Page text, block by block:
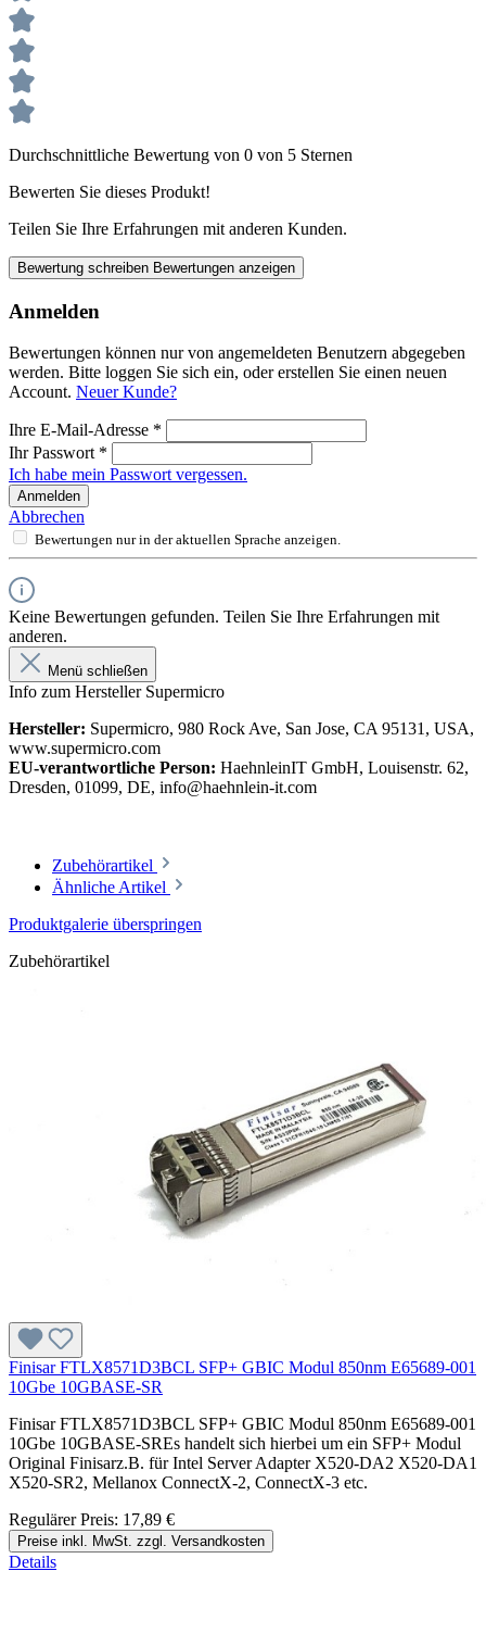
Durchschnittliche Bewertung von 0 von 5 Sternen
Bewerten Sie dieses Produkt!
Teilen Sie Ihre Erfahrungen mit anderen Kunden.
Bewertung schreiben Bewertungen anzeigen
Anmelden
Bewertungen können nur von angemeldeten Benutzern abgegeben
werden. Bitte loggen Sie sich ein, oder erstellen Sie einen neuen
Account. Neuer Kunde?
Ihre E-Mail-Adresse *
Ihr Passwort *
Ich habe mein Passwort vergessen.
Anmelden
Abbrechen
Bewertungen nur in der aktuellen Sprache anzeigen.
Keine Bewertungen gefunden. Teilen Sie Ihre Erfahrungen mit
anderen.
Menü schließen
Info zum Hersteller Supermicro
Hersteller: Supermicro, 980 Rock Ave, San Jose, CA 95131, USA,
www.supermicro.com
EU-verantwortliche Person: HaehnleinIT GmbH, Louisenstr. 62,
Dresden, 01099, DE, info@haehnlein-it.com
Zubehörartikel
Ähnliche Artikel
Produktgalerie überspringen
Zubehörartikel
Finisar FTLX8571D3BCL SFP+ GBIC Modul 850nm E65689-001
10Gbe 10GBASE-SR
Finisar FTLX8571D3BCL SFP+ GBIC Modul 850nm E65689-001
10Gbe 10GBASE-SREs handelt sich hierbei um ein SFP+ Modul
Original Finisarz.B. für Intel Server Adapter X520-DA2 X520-DA1
X520-SR2, Mellanox ConnectX-2, ConnectX-3 etc.
Regulärer Preis: 17,89 €
Preise inkl. MwSt. zzgl. Versandkosten
Details